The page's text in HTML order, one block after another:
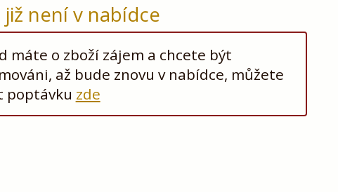
již není v nabídce
máte o zboží zájem a chcete být
až bude znovu v nabídce, můžete
poptávku zde